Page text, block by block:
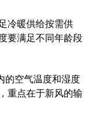
冷暖供给按需供
要满足不同年龄段
的空气温度和湿度
重点在于新风的输